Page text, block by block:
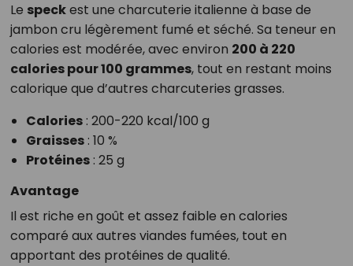
Le speckest une charcuterie italienne à base de
jambon cru légèrement fumé et séché. Sa teneur en
calories est modérée, avec environ 200 à 220
calories pour 100 grammes, tout en restant moins
calorique que d’autres charcuteries grasses.
Calories: 200-220 kcal/100 g
Graisses: 10 %
Protéines: 25 g
Avantage
Il est riche en goût et assez faible en calories
comparé aux autres viandes fumées, tout en
apportant des protéines de qualité.